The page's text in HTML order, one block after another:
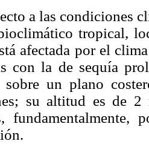
a las condiciones
tropical,
afectada por el
con la de sequía
sobre un plano
su altitud es de 2